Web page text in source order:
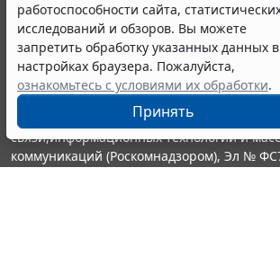
работоспособности сайта,
исследований и обзоров. Вы можете
запретить обработку указанных данных в
настройках браузера. Пожалуйста,
ознакомьтесь с условиями их обработки.
Принять
© ООО "НПП "ГАРАНТ-СЕРВИС", 2026.
выпускается с 1990 года. Компания
являются участниками Российской
информации ГАРАНТ.
Портал ГАРАНТ.РУ зарегистрирован в
издания Федеральной службой по
связи,информационных технологий и
коммуникаций (Роскомнадзором), Эл №